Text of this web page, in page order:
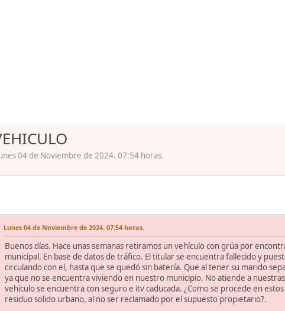
04 de Noviembre de 2024. 07:54 horas.
Lunes 04 de Noviembre de 2024. 07:54 horas.
Buenos días. Hace unas semanas retiramos un vehículo con grúa por
municipal. En base de datos de tráfico. El titular se encuentra fallecido y
circulando con el, hasta que se quedó sin batería. Que al tener su marido
ya que no se encuentra viviendo en nuestro municipio. No atiende a
vehículo se encuentra con seguro e itv caducada. ¿Como se procede en
residuo solido urbano, al no ser reclamado por el supuesto propietario?.